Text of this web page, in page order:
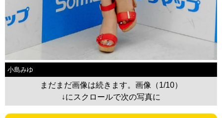
小島みゆ
まだまだ画像は続きます。画像（1/10）
↓にスクロールで次の写真に